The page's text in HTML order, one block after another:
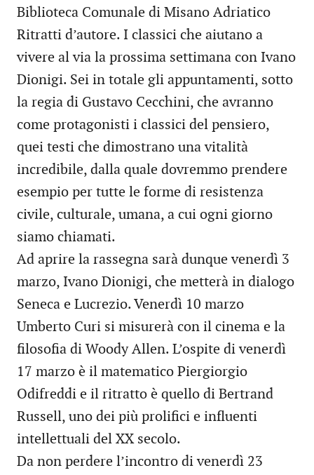
Biblioteca Comunale di Misano Adriatico
Ritratti d’autore. I classici che aiutano a
vivere al via la prossima settimana con Ivano
Dionigi. Sei in totale gli appuntamenti, sotto
la regia di Gustavo Cecchini, che avranno
come protagonisti i classici del pensiero,
quei testi che dimostrano una vitalità
incredibile, dalla quale dovremmo prendere
esempio per tutte le forme di resistenza
civile, culturale, umana, a cui ogni giorno
siamo chiamati.
Ad aprire la rassegna sarà dunque venerdì 3
marzo, Ivano Dionigi, che metterà in dialogo
Seneca e Lucrezio. Venerdì 10 marzo
Umberto Curi si misurerà con il cinema e la
filosofia di Woody Allen. L’ospite di venerdì
17 marzo è il matematico Piergiorgio
Odifreddi e il ritratto è quello di Bertrand
Russell, uno dei più prolifici e influenti
intellettuali del XX secolo.
Da non perdere l’incontro di venerdì 23